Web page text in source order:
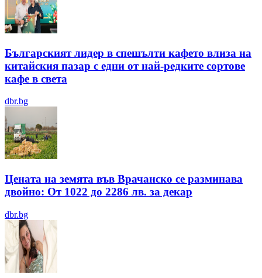
Българският лидер в спешълти кафето влиза на
китайския пазар с едни от най-редките сортове
кафе в света
dbr.bg
Цената на земята във Врачанско се разминава
двойно: От 1022 до 2286 лв. за декар
dbr.bg